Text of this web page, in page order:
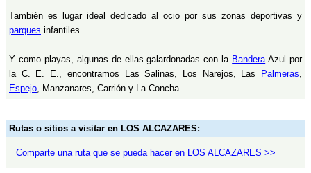
También es lugar ideal dedicado al ocio por sus zonas deportivas y
parques infantiles.
Y como playas, algunas de ellas galardonadas con la BanderaAzul por
la C. E. E., encontramos Las Salinas, Los Narejos, Las
Palmeras,
Espejo, Manzanares, Carrión y La Concha.
Rutas o sitios a visitar en LOS ALCAZARES:
Comparte una ruta que se pueda hacer en LOS ALCAZARES >>